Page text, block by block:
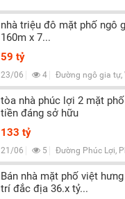
nhà triệu đô mặt phố ngô
160m x 7...
59 tỷ
23/06 4 Đường ngô gia tự,
tòa nhà phúc lợi 2 mặt
tiền đáng sở hữu
133 tỷ
21/06 5 Đường Phúc Lợi,
Bán nhà mặt phố việt
trí đắc địa 36.x tỷ...